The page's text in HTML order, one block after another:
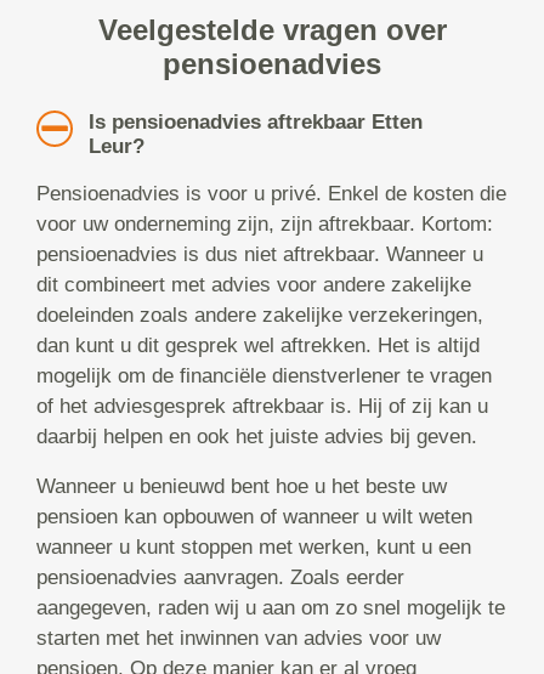
Veelgestelde vragen over
pensioenadvies
Is pensioenadvies aftrekbaar Etten
Leur?
Pensioenadvies is voor u privé. Enkel de kosten die
voor uw onderneming zijn, zijn aftrekbaar. Kortom:
pensioenadvies is dus niet aftrekbaar. Wanneer u
dit combineert met advies voor andere zakelijke
doeleinden zoals andere zakelijke verzekeringen,
dan kunt u dit gesprek wel aftrekken. Het is altijd
mogelijk om de financiële dienstverlener te vragen
of het adviesgesprek aftrekbaar is. Hij of zij kan u
daarbij helpen en ook het juiste advies bij geven.
Wanneer u benieuwd bent hoe u het beste uw
pensioen kan opbouwen of wanneer u wilt weten
wanneer u kunt stoppen met werken, kunt u een
pensioenadvies aanvragen. Zoals eerder
aangegeven, raden wij u aan om zo snel mogelijk te
starten met het inwinnen van advies voor uw
pensioen. Op deze manier kan er al vroeg